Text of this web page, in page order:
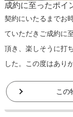
成約に至ったポイ
契約にいたるまでお
ていただきご成約に
頂き、楽しそうに打
した。この度はあり
この